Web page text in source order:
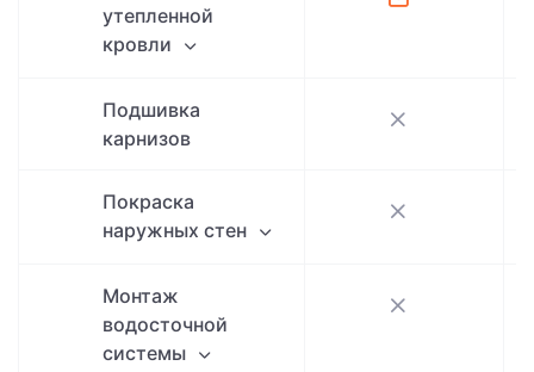
утепленной
кровли
Подшивка
карнизов
Покраска
наружных стен
Монтаж
водосточной
системы